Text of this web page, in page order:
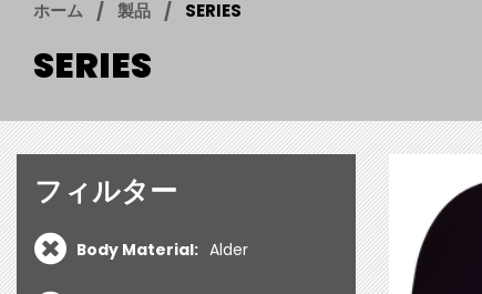
ホーム 製品 SERIES
SERIES
フィルター
Body Material: Alder